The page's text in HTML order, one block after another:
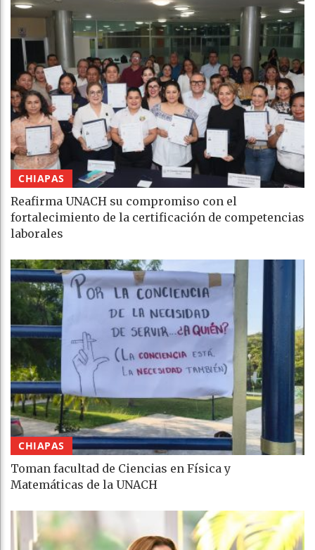
CHIAPAS
Reafirma UNACH su compromiso con el
fortalecimiento de la certificación de competencias
laborales
CHIAPAS
Toman facultad de Ciencias en Física y
Matemáticas de la UNACH